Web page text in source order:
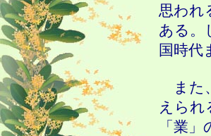
思われ
ある。
国時代
また
えられ
「業